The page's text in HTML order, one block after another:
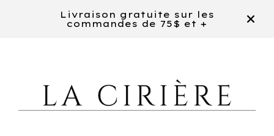
Livraison gratuite sur les
commandes de 75$ et +